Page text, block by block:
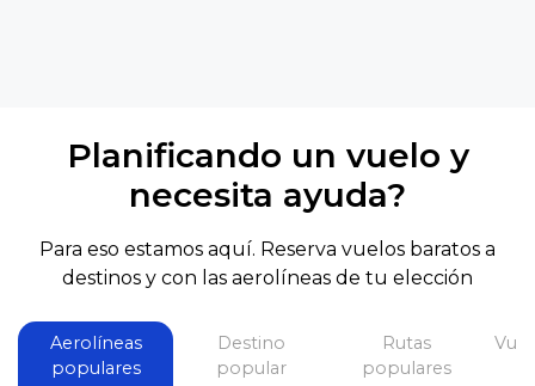
Planificando un vuelo y
necesita ayuda?
Para eso estamos aquí. Reserva vuelos baratos a
destinos y con las aerolíneas de tu elección
Aerolíneas
populares
Destino
popular
Rutas
populares